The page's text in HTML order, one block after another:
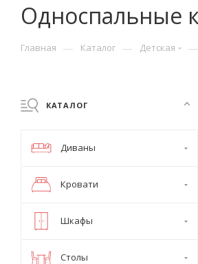
Односпальные
Главная — Каталог — Детская —
КАТАЛОГ
Диваны
Кровати
Шкафы
Столы